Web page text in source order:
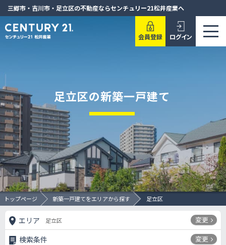
三郷市・吉川市・足立区の不動産ならセンチュリー21松井産業へ
会員登録 ログイン
トップページ 新築一戸建てをエリアから探す 足立区
足立区の新築一戸建て
エリア 足立区 変更
検索条件 変更